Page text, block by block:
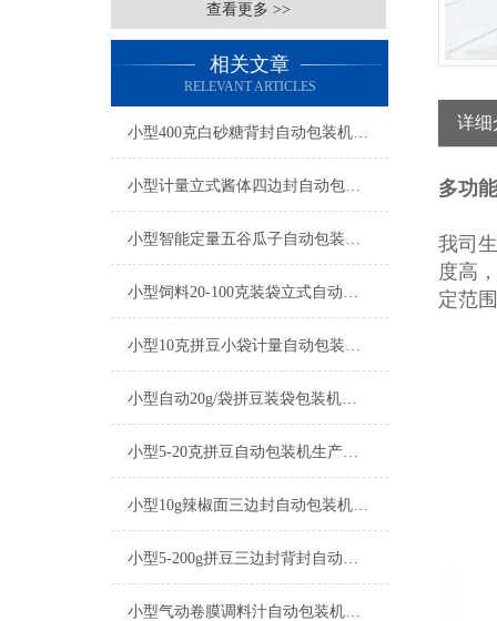
查看更多 >>
相关文章
RELEVANT ARTICLES
小型400克白砂糖背封自动包装机厂家
小型计量立式酱体四边封自动包装机厂家
小型智能定量五谷瓜子自动包装机产品简介
小型饲料20-100克装袋立式自动包装机厂家
小型10克拼豆小袋计量自动包装机产品简介
小型自动20g/袋拼豆装袋包装机厂家
小型5-20克拼豆自动包装机生产厂家
小型10g辣椒面三边封自动包装机产品简介
小型5-200g拼豆三边封背封自动包装机生产厂家
小型气动卷膜调料汁自动包装机操作简单
详细
多功
我司
度高
定范